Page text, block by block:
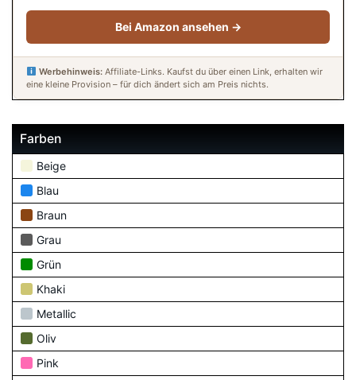
Bei Amazon ansehen →
Werbehinweis:Affiliate-Links. Kaufst du über einen Link, erhalten wir
eine kleine Provision – für dich ändert sich am Preis nichts.
Farben
Beige
Blau
Braun
Grau
Grün
Khaki
Metallic
Oliv
Pink